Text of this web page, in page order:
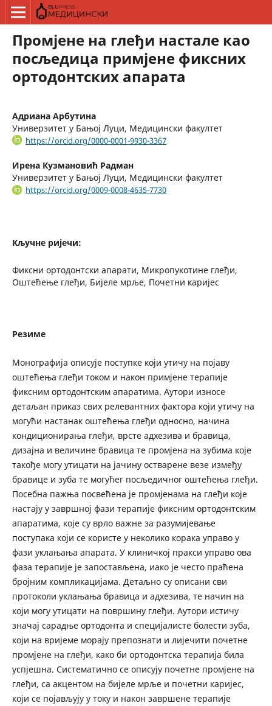
Промјене на глеђи настале као
посљедица примјене фиксних
ортодонтских апарата
Адриана Арбутина
Универзитет у Бањој Луци, Медицински факултет
https://orcid.org/0000-0001-9930-3367
Ирена Кузмановић Радман
Универзитет у Бањој Луци, Медицински факултет
https://orcid.org/0009-0008-4635-7730
Кључне ријечи:
Фиксни ортодонтски апарати, Микропукотине глеђи,
Оштећење глеђи, Бијеле мрље, Почетни каријес
Резиме
Монографија описује поступке који утичу на појаву
оштећења глеђи током и након примјене терапије
фиксним ортодонтским апаратима. Аутори износе
детаљан приказ свих релевантних фактора који утичу на
могући настанак оштећења глеђи односно, начина
кондиционирања глеђи, врсте адхезива и бравица,
дизајна и величине бравица те промјена на зубима које
такође могу утицати на јачину остварене везе између
бравице и зуба те могућег посљедичног оштећења глеђи.
Посебна пажња посвећена је промјенама на глеђи које
настају у завршној фази терапије фиксним ортодонтским
апаратима, које су врло важне за разумијевање
поступака који се користе у неколико корака управо у
фази уклањања апарата. У клиничкој пракси управо ова
фаза терапије је запостављена, иако је често праћена
бројним компликацијама. Детаљно су описани сви
протоколи уклањања бравица и адхезива, те начин на
који могу утицати на површину глеђи. Аутори истичу
значај сарадње ортодонта и специјалисте болести зуба,
који на вријеме морају препознати и лијечити почетне
промјене на глеђи, како би ортодонтска терапија била
успјешна. Систематично се описују почетне промјене на
глеђи, са акцентом на бијеле мрље и почетни каријес,
који се појављују у току и након завршене терапије